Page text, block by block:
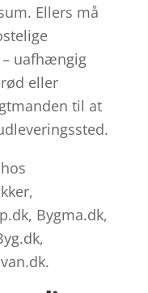
Ellers må
uafhængig
eller
til at
Bygma.dk,